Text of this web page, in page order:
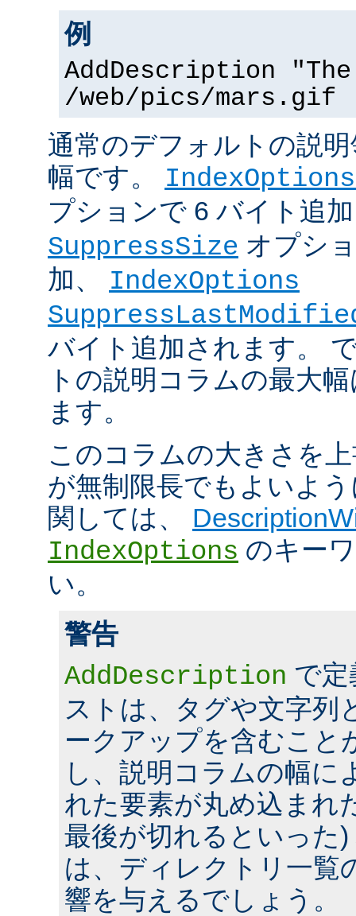
例
AddDescription
/web/pics/mars.gif
通常のデフォルトの説
幅です。
プションで 6 バイト追
SuppressSize オプシ
加、 IndexOptions
バイト追加されます。
トの説明コラムの最大
ます。
このコラムの大きさを
が無制限長でもよいよ
関しては、
IndexOptions のキー
い。
警告
AddDescription で
ストは、タグや文字列
ークアップを含むこと
し、説明コラムの幅に
れた要素が丸め込まれ
最後が切れるといった
は、ディレクトリ一覧
響を与えるでしょう。